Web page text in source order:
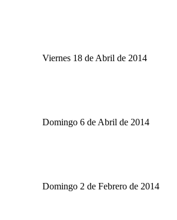
Viernes 18 de Abril de 2014
Domingo 6 de Abril de 2014
Domingo 2 de Febrero de 2014